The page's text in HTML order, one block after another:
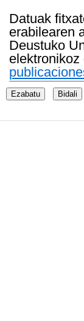
Datuak
erabilearen
Deustuko
Ezabatu Bidali